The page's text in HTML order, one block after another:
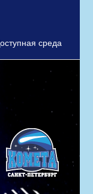
среда